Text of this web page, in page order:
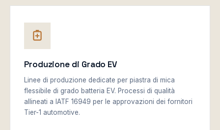
Produzione di Grado EV
Linee di produzione dedicate per piastra di mica
flessibile di grado batteria EV. Processi di qualità
allineati a IATF 16949 per le approvazioni dei fornitori
Tier-1 automotive.